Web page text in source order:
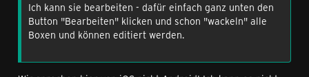
Ich kann sie bearbeiten - dafür einfach ganz unten den
Button "Bearbeiten" klicken und schon "wackeln" alle
Boxen und können editiert werden.